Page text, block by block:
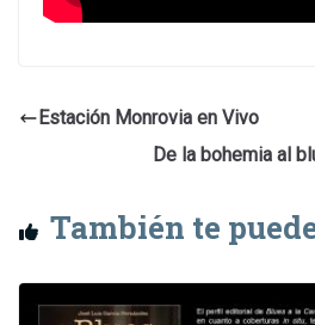
Estación Monrovia en Vivo
De la bohemia al
También te